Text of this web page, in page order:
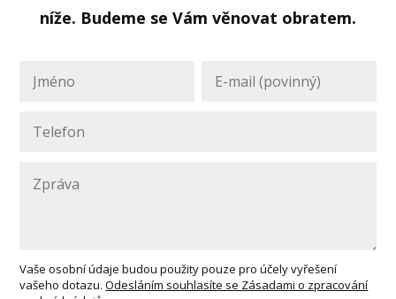
níže. Budeme se Vám věnovat obratem.
Vaše osobní údaje budou použity pouze pro účely vyřešení
vašeho dotazu. Odesláním souhlasíte se Zásadami o zpracování